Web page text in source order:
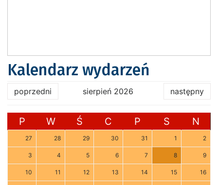
Kalendarz wydarzeń
poprzedni sierpień 2026 następny
P W Ś C P S N
27 28 29 30 31 1 2
3 4 5 6 7 8 9
10 11 12 13 14 15 16